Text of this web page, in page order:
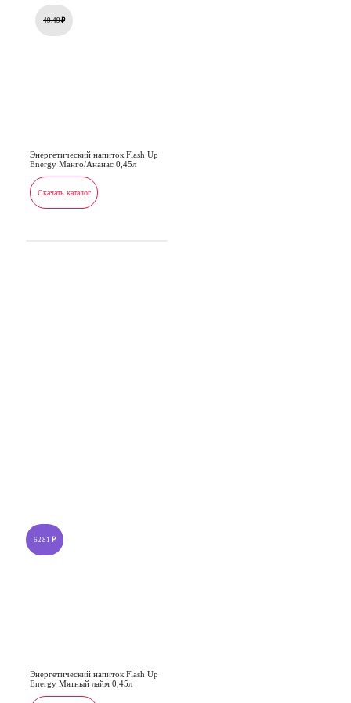
49.49₽
Энергетический напиток Flash Up
Energy Манго/Ананас 0,45л
Скачать каталог
62.81 ₽
Энергетический напиток Flash Up
Energy Мятный лайм 0,45л